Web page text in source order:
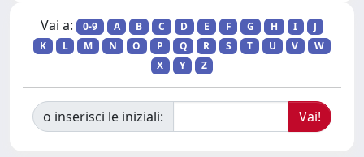
Vai a: 0-9 A B C D E F G H I
J
K
L M N O P Q R S T U V
W
X
Y Z
o inserisci le iniziali: